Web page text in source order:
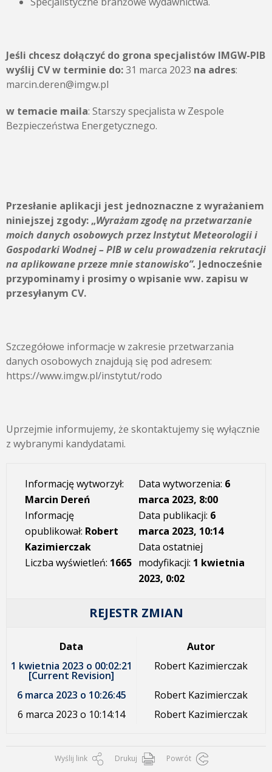
Jeśli chcesz dołączyć do grona specjalistów IMGW-PIB
wyślij CV w terminie do:31 marca 2023 na adres:
marcin.deren@imgw.pl
w temacie maila: Starszy specjalista w Zespole
Bezpieczeństwa Energetycznego.
Przesłanie aplikacji jest jednoznaczne z wyrażaniem
niniejszej zgody: „Wyrażam zgodę na przetwarzanie
moich danych osobowych przezInstytut Meteorologii i
Gospodarki Wodnej – PIB w celu prowadzenia rekrutacji
na aplikowane przeze mnie stanowisko”. Jednocześnie
przypominamy i prosimy o wpisanie ww. zapisu w
przesyłanym CV.
Szczegółowe informacje w zakresie przetwarzania
danych osobowych znajdują się pod adresem:
https://www.imgw.pl/instytut/rodo
Uprzejmie informujemy, że skontaktujemy się wyłącznie
z wybranymi kandydatami.
Informację wytworzył:
Marcin Dereń
Informację
opublikował: Robert
Kazimierczak
Liczba wyświetleń: 1665
Data wytworzenia: 6
marca 2023, 8:00
Data publikacji: 6
marca 2023, 10:14
Data ostatniej
modyfikacji: 1 kwietnia
2023, 0:02
REJESTR ZMIAN
Data
Autor
1 kwietnia 2023 o 00:02:21
[Current Revision]
Robert Kazimierczak
6 marca 2023 o 10:26:45
Robert Kazimierczak
6 marca 2023 o 10:14:14
Robert Kazimierczak
Wyślij link Drukuj Powrót